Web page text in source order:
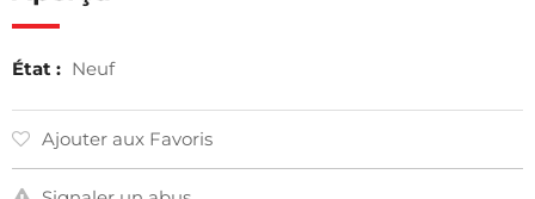
État : Neuf
Ajouter aux Favoris